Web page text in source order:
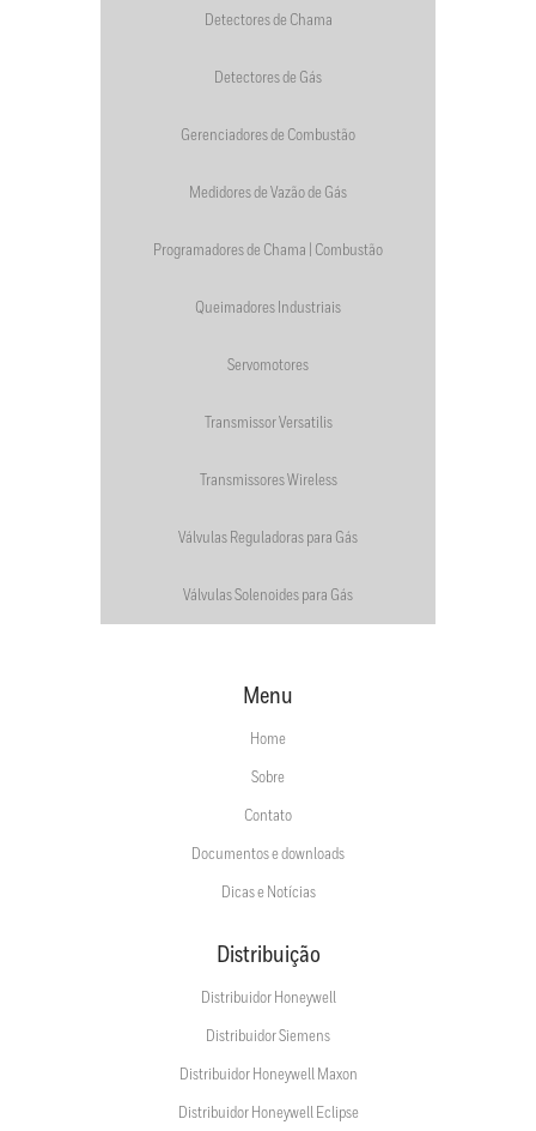
Detectores de Chama
Detectores de Gás
Gerenciadores de Combustão
Medidores de Vazão de Gás
Programadores de Chama | Combustão
Queimadores Industriais
Servomotores
Transmissor Versatilis
Transmissores Wireless
Válvulas Reguladoras para Gás
Válvulas Solenoides para Gás
Menu
Home
Sobre
Contato
Documentos e downloads
Dicas e Notícias
Distribuição
Distribuidor Honeywell
Distribuidor Siemens
Distribuidor Honeywell Maxon
Distribuidor Honeywell Eclipse